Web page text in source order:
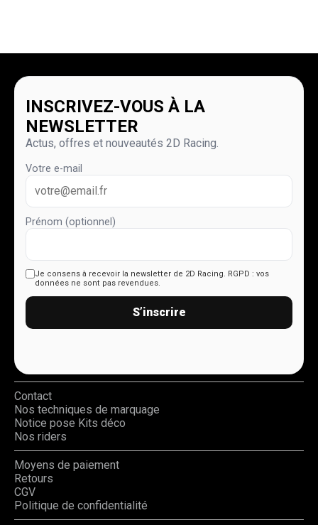
INSCRIVEZ-VOUS À LA
NEWSLETTER
Actus, offres et nouveautés 2D Racing.
Votre e-mail
Prénom (optionnel)
Je consens à recevoir la newsletter de 2D Racing. RGPD : vos
données ne sont pas revendues.
S’inscrire
Contact
Nos techniques de marquage
Notice pose Kits déco
Nos riders
Moyens de paiement
Retours
CGV
Politique de confidentialité